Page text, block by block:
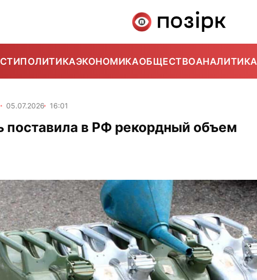
ПОЛИТИКАЭКОНОМИКАОБЩЕСТВОАНАЛИТИКА
05.07.2026 16:01
поставила в РФ рекордный объем